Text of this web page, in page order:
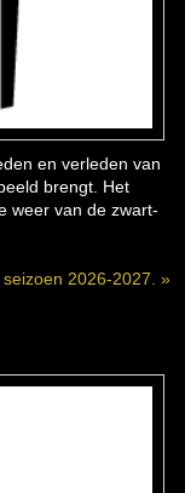
en verleden van
brengt. Het
weer van de zwart-
seizoen 2026-2027. »